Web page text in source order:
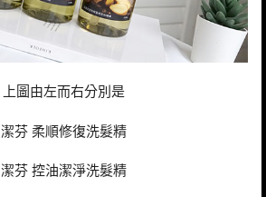
上圖由左而右分別是
潔芬 柔順修復洗髮精
潔芬 控油潔淨洗髮精